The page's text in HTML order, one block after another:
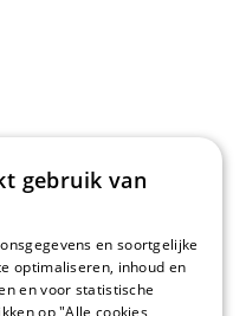
gebruik van
en soortgelijke
optimaliseren, inhoud en
en voor statistische
op "Alle cookies